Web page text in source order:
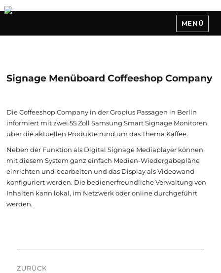
MENÜ
Signage Menüboard Coffeeshop Company
Die Coffeeshop Company in der Gropius Passagen in Berlin
informiert mit zwei 55 Zoll Samsung Smart Signage Monitoren
über die aktuellen Produkte rund um das Thema Kaffee.
Neben der Funktion als Digital Signage Mediaplayer können
mit diesem System ganz einfach Medien-Wiedergabepläne
einrichten und bearbeiten und das Display als Videowand
konfiguriert werden. Die bedienerfreundliche Verwaltung von
Inhalten kann lokal, im Netzwerk oder online durchgeführt
werden.
ZURÜCK